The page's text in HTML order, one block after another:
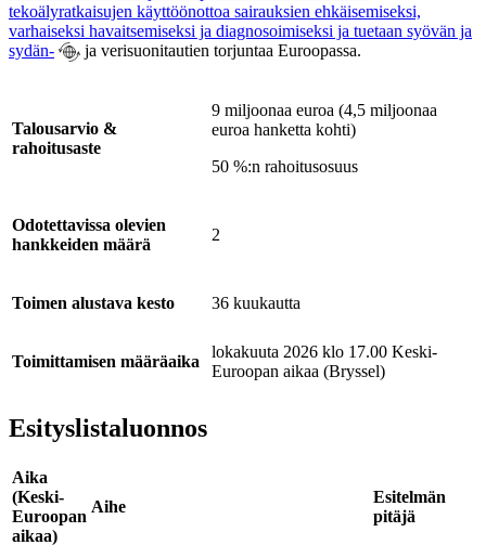
tekoälyratkaisujen käyttöönottoa sairauksien ehkäisemiseksi,
varhaiseksi havaitsemiseksi ja diagnosoimiseksi ja tuetaan syövän ja
sydän-
ja verisuonitautien torjuntaa Euroopassa.
Talousarvio &
rahoitusaste
9 miljoonaa euroa (4,5 miljoonaa
euroa hanketta kohti)
50 %:n rahoitusosuus
Odotettavissa olevien
hankkeiden määrä
2
Toimen alustava kesto 36 kuukautta
Toimittamisen määräaika
lokakuuta 2026 klo 17.00 Keski-
Euroopan aikaa (Bryssel)
Esityslistaluonnos
Aika
(Keski-
Euroopan
aikaa)
Aihe
Esitelmän
pitäjä